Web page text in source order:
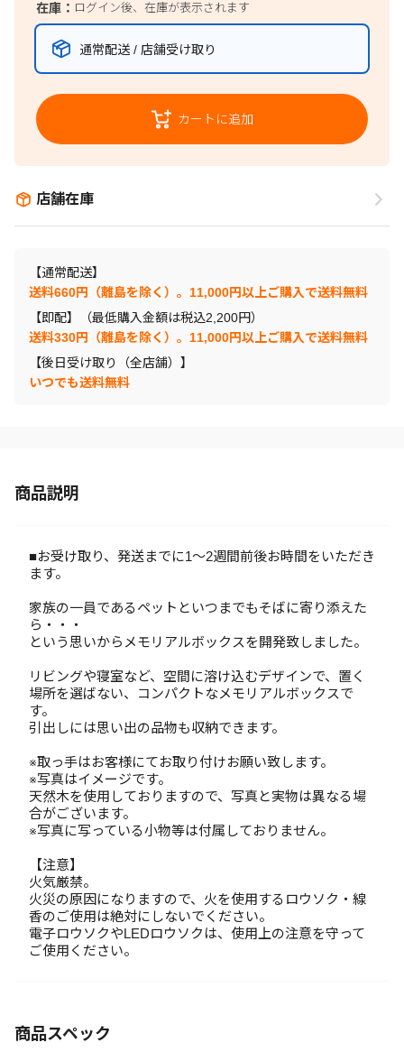
在庫： ログイン後、在庫が表示されます
通常配送 / 店舗受け取り
カートに追加
店舗在庫
【通常配送】
送料660円（離島を除く）。11,000円以上ご購入で送料無料
【即配】（最低購入金額は税込2,200円）
送料330円（離島を除く）。11,000円以上ご購入で送料無料
【後日受け取り（全店舗）】
いつでも送料無料
商品説明
■お受け取り、発送までに1～2週間前後お時間をいただき
ます。
家族の一員であるペットといつまでもそばに寄り添えた
ら・・・
という思いからメモリアルボックスを開発致しました。
リビングや寝室など、空間に溶け込むデザインで、置く
場所を選ばない、コンパクトなメモリアルボックスで
す。
引出しには思い出の品物も収納できます。
※取っ手はお客様にてお取り付けお願い致します。
※写真はイメージです。
天然木を使用しておりますので、写真と実物は異なる場
合がございます。
※写真に写っている小物等は付属しておりません。
【注意】
火気厳禁。
火災の原因になりますので、火を使用するロウソク・線
香のご使用は絶対にしないでください。
電子ロウソクやLEDロウソクは、使用上の注意を守って
ご使用ください。
商品スペック